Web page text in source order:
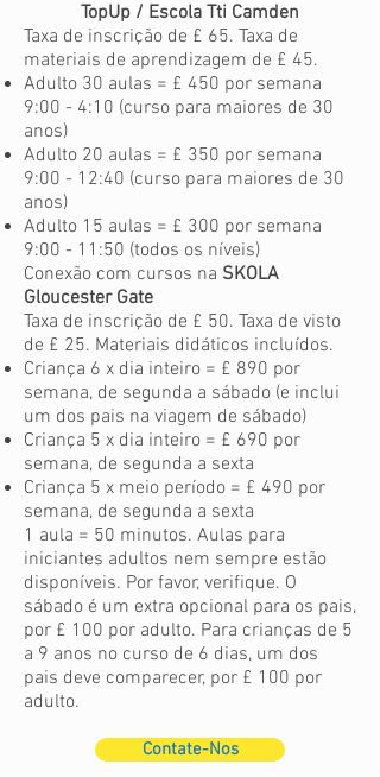
TopUp / Escola Tti Camden
Taxa de inscrição de £ 65. Taxa de
materiais de aprendizagem de £ 45.
Adulto 30 aulas = £ 450 por semana
9:00 - 4:10 (curso para maiores de 30
anos)
Adulto 20 aulas = £ 350 por semana
9:00 - 12:40 (curso para maiores de 30
anos)
Adulto 15 aulas = £ 300 por semana
9:00 - 11:50 (todos os níveis)
Conexão com cursos na SKOLA
Gloucester Gate
Taxa de inscrição de £ 50. Taxa de visto
de £ 25. Materiais didáticos incluídos.
Criança 6 x dia inteiro = £ 890 por
semana, de segunda a sábado (e inclui
um dos pais na viagem de sábado)
Criança 5 x dia inteiro = £ 690 por
semana, de segunda a sexta
Criança 5 x meio período = £ 490 por
semana, de segunda a sexta
1 aula = 50 minutos. Aulas para
iniciantes adultos nem sempre estão
disponíveis. Por favor, verifique. O
sábado é um extra opcional para os pais,
por £ 100 por adulto. Para crianças de 5
a 9 anos no curso de 6 dias, um dos
pais deve comparecer, por £ 100 por
adulto.
Contate-Nos